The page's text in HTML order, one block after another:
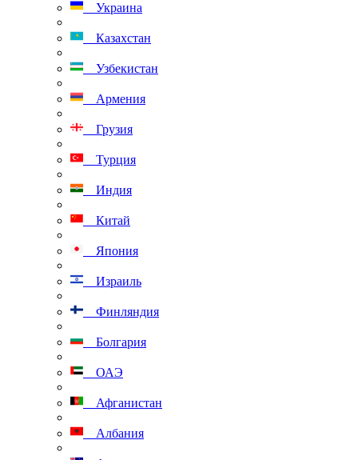
Украина
Казахстан
Узбекистан
Армения
Грузия
Турция
Индия
Китай
Япония
Израиль
Финляндия
Болгария
ОАЭ
Афганистан
Албания